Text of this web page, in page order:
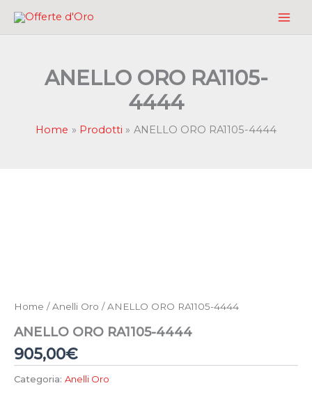
ANELLO ORO RA1105-
4444
Home Prodotti ANELLO ORO RA1105-4444
Home /Anelli Oro / ANELLO ORO RA1105-4444
ANELLO ORO RA1105-4444
905,00€
Categoria: Anelli Oro